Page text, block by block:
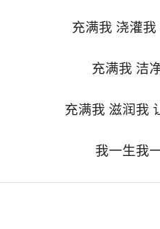
充满我 浇灌
充满我 洁
充满我 滋润我
我一生我